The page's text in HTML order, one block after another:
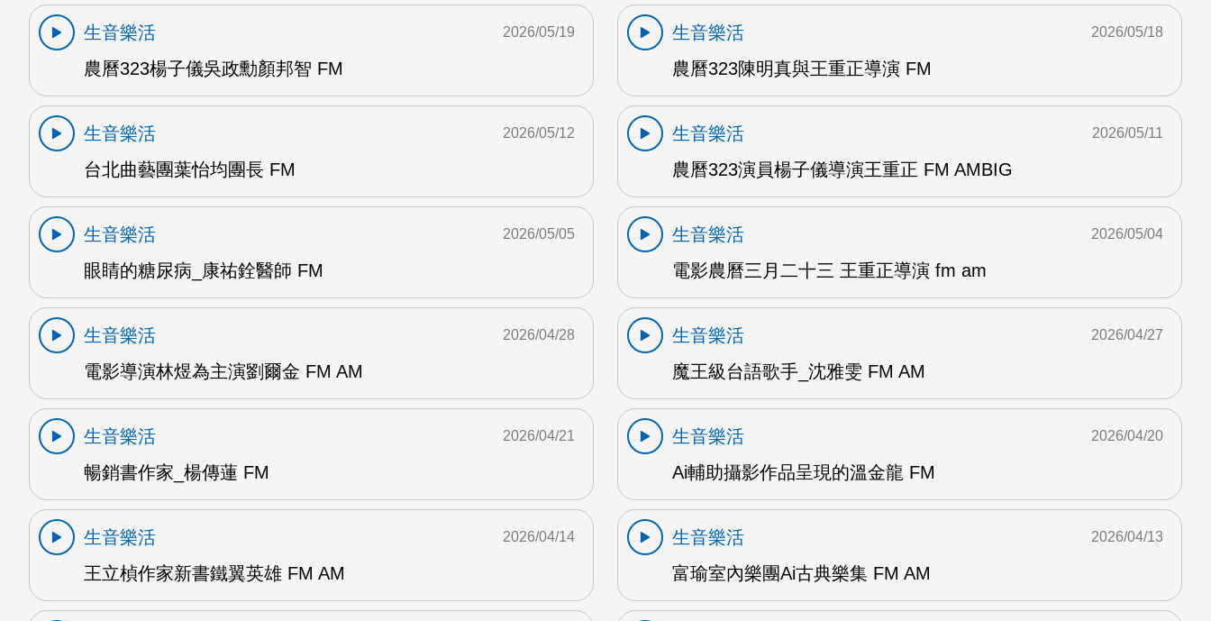
生音樂活
農曆323楊子儀吳政勳顏邦智 FM
2026/05/19
生音樂活
農曆323陳明真與王重正導演 FM
2026/05/18
生音樂活
台北曲藝團葉怡均團長 FM
2026/05/12
生音樂活
農曆323演員楊子儀導演王重正 FM AMBIG
2026/05/11
生音樂活
眼睛的糖尿病_康祐銓醫師 FM
2026/05/05
生音樂活
電影農曆三月二十三 王重正導演 fm am
2026/05/04
生音樂活
電影導演林煜為主演劉爾金 FM AM
2026/04/28
生音樂活
魔王級台語歌手_沈雅雯 FM AM
2026/04/27
生音樂活
暢銷書作家_楊傳蓮 FM
2026/04/21
生音樂活
Ai輔助攝影作品呈現的溫金龍 FM
2026/04/20
生音樂活
王立楨作家新書鐵翼英雄 FM AM
2026/04/14
生音樂活
富瑜室內樂團Ai古典樂集 FM AM
2026/04/13